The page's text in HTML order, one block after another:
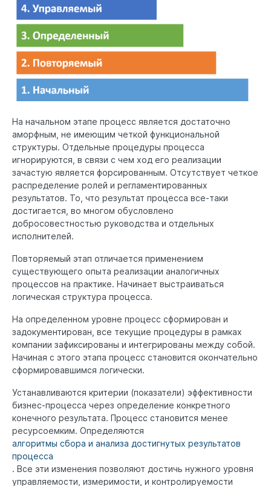
На начальном этапе процесс является достаточно
аморфным, не имеющим четкой функциональной
структуры. Отдельные процедуры процесса
игнорируются, в связи с чем ход его реализации
зачастую является форсированным. Отсутствует четкое
распределение ролей и регламентированных
результатов. То, что результат процесса все-таки
достигается, во многом обусловлено
добросовестностью руководства и отдельных
исполнителей.
Повторяемый этап отличается применением
существующего опыта реализации аналогичных
процессов на практике. Начинает выстраиваться
логическая структура процесса.
На определенном уровне процесс сформирован и
задокументирован, все текущие процедуры в рамках
компании зафиксированы и интегрированы между собой.
Начиная с этого этапа процесс становится окончательно
сформировавшимся логически.
Устанавливаются критерии (показатели) эффективности
бизнес-процесса через определение конкретного
конечного результата. Процесс становится менее
ресурсоемким. Определяются
алгоритмы сбора и анализа достигнутых результатов
процесса
. Все эти изменения позволяют достичь нужного уровня
управляемости, измеримости, и контролируемости